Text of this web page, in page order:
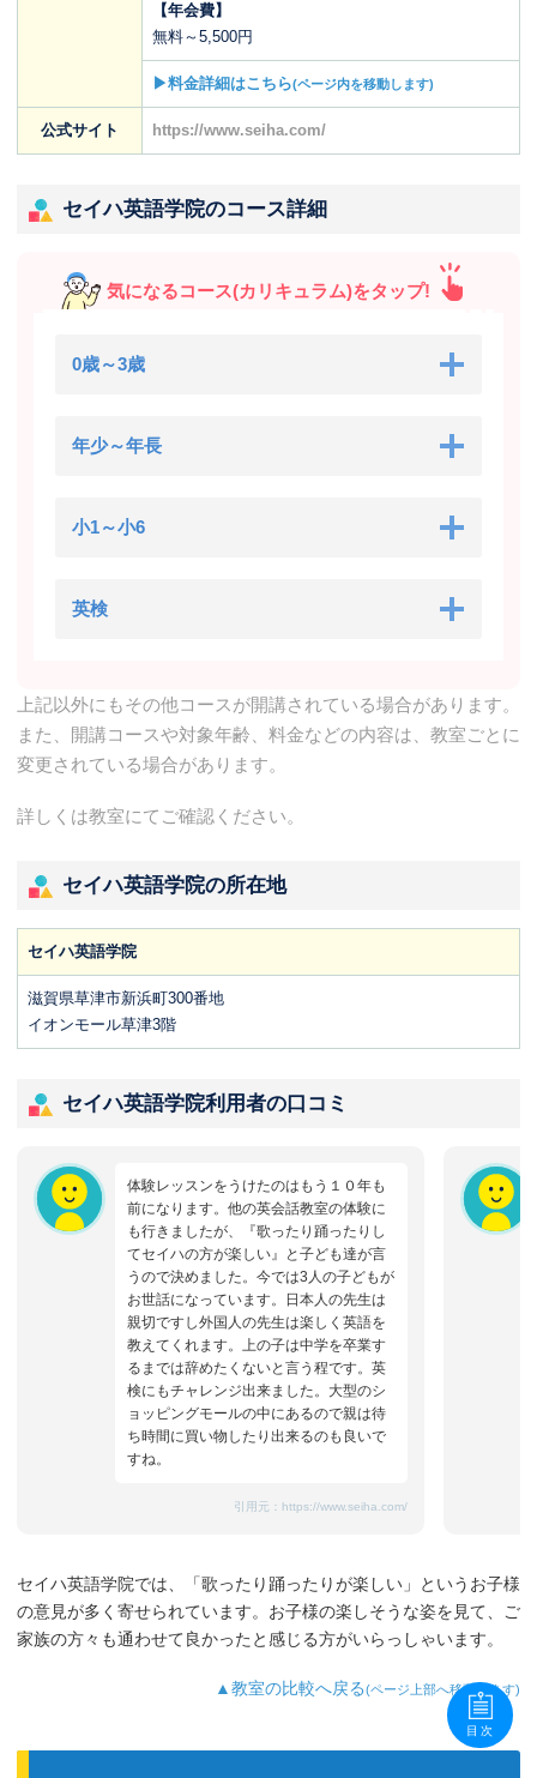
【年会費】
無料～5,500円
▶料金詳細はこちら(ページ内を移動します)
公式サイト https://www.seiha.com/
セイハ英語学院のコース詳細
気になるコース(カリキュラム)をタップ!
0歳～3歳
年少～年長
小1～小6
英検
上記以外にもその他コースが開講されている場合があります。
また、開講コースや対象年齢、料金などの内容は、教室ごとに
変更されている場合があります。
詳しくは教室にてご確認ください。
セイハ英語学院の所在地
セイハ英語学院
滋賀県草津市新浜町300番地
イオンモール草津3階
セイハ英語学院利用者の口コミ
体験レッスンをうけたのはもう１０年も
前になります。他の英会話教室の体験に
も行きましたが、『歌ったり踊ったりし
てセイハの方が楽しい』と子ども達が言
うので決めました。今では3人の子どもが
お世話になっています。日本人の先生は
親切ですし外国人の先生は楽しく英語を
教えてくれます。上の子は中学を卒業す
るまでは辞めたくないと言う程です。英
検にもチャレンジ出来ました。大型のシ
ョッピングモールの中にあるので親は待
ち時間に買い物したり出来るのも良いで
すね。
引用元： https://www.seiha.com/
セイハ英語学院では、「歌ったり踊ったりが楽しい」というお子様
の意見が多く寄せられています。お子様の楽しそうな姿を見て、ご
家族の方々も通わせて良かったと感じる方がいらっしゃいます。
▲教室の比較へ戻る(ページ上部へ移動します)
目次